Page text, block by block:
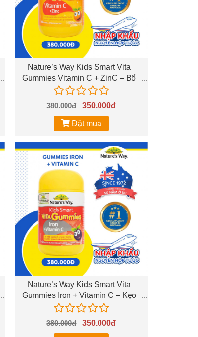
Nature’s Way Kids Smart Vita
Gummies Vitamin C + ZinC – Bổ
sung kẽm và vitamin C, hỗ trợ sức
380.000đ350.000đ
Đặt mua
Nature’s Way Kids Smart Vita
Gummies Iron + Vitamin C – Kẹo
dẻo bổ sung sắt và vitamin C cho
380.000đ350.000đ